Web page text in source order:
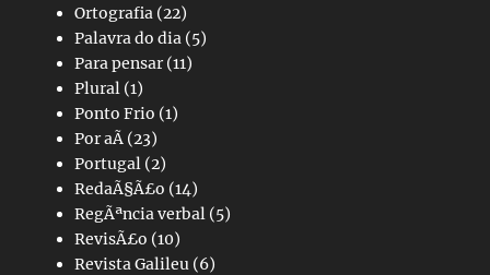
Ortografia (22)
Palavra do dia (5)
Para pensar(11)
Plural (1)
Ponto Frio (1)
Por aÃ­ (23)
Portugal (2)
RedaÃ§Ã£o (14)
RegÃªncia verbal (5)
RevisÃ£o (10)
Revista Galileu (6)